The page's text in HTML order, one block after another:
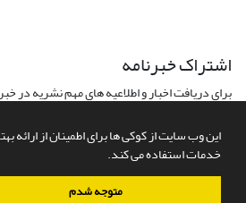
این وب سایت از کوکی ها برای اطمینان از ارائه
خدمات استفاده می کند.
متوجه شدم
اشتراک خبرنامه
برای دریافت اخبار و اطلاعیه های مهم نشریه در